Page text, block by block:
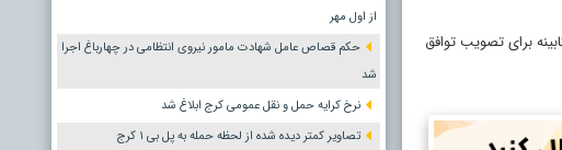
برای تصویب توافق
از اول مهر
حکم قصاص عامل شهادت مامور نیروی انتظامی در چهارباغ اجرا
شد
نرخ کرایه حمل و نقل عمومی کرج ابلاغ شد
تصاویر کمتر دیده شده از لحظه حمله به پل بی ۱ کرج